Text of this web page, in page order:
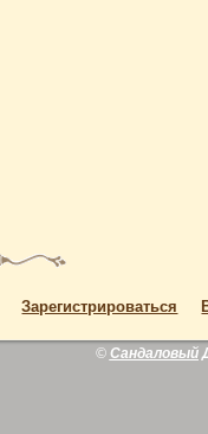
Зарегистрироваться
© Сандаловый